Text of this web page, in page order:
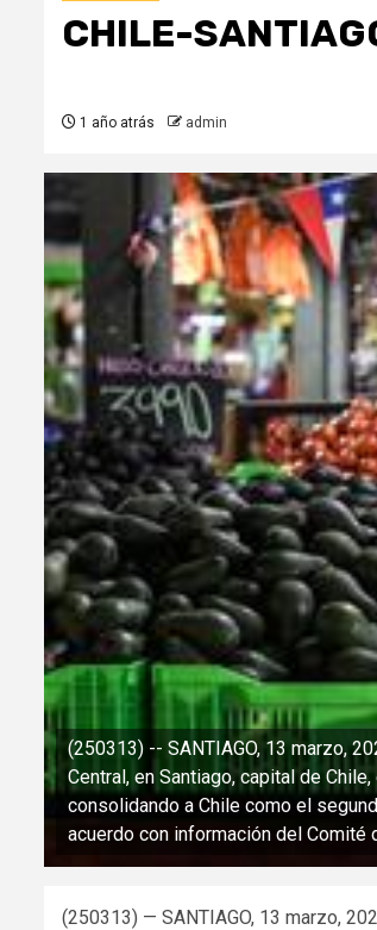
CHILE-
1 año atrás admin
(250313) -- SANTIAGO, 13 marzo,
Central, en Santiago, capital de
consolidando a Chile como el
acuerdo con información del Comité
(250313) — SANTIAGO, 13 marzo,